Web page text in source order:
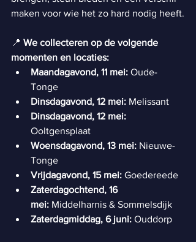
maken voor wie het zo hard nodig heeft.
📍 We collecteren op de volgende
momenten en locaties:
Maandagavond, 11 mei: Oude-
Tonge
Dinsdagavond, 12 mei: Melissant
Dinsdagavond, 12 mei:
Ooltgensplaat
Woensdagavond, 13 mei: Nieuwe-
Tonge
Vrijdagavond, 15 mei: Goedereede
Zaterdagochtend, 16
mei: Middelharnis & Sommelsdijk
Zaterdagmiddag, 6 juni: Ouddorp